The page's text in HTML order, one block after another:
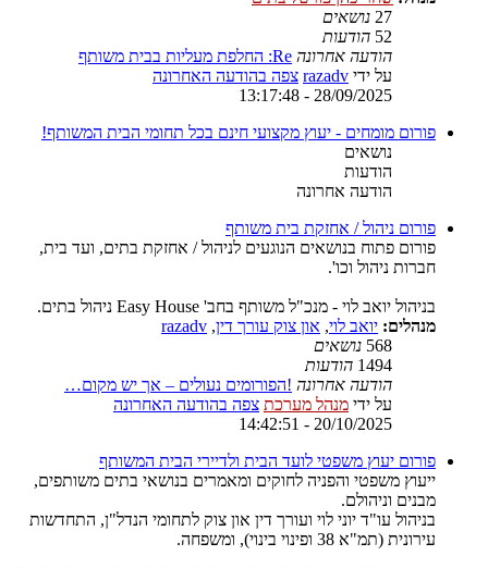
27 נושאים
52 הודעות
הודעה אחרונה Re: החלפת מעליות בבית משותף
על ידי razadv צפה בהודעה האחרונה
28/09/2025 - 13:17:48
פורום מומחים - יעוץ מקצועי חינם בכל תחומי הבית המשותף!
נושאים
הודעות
הודעה אחרונה
פורום ניהול / אחזקת בית משותף
פורום פתוח בנושאים הנוגעים לניהול / אחזקת בתים, ועד בית,
חברות ניהול וכו'.
בניהול יואב לוי - מנכ"ל משותף בחב' Easy House ניהול בתים.
מנהלים: יואב לוי, און צוק עורך דין,
razadv
568 נושאים
1494 הודעות
הודעה אחרונה !הפורומים נעולים – אך יש מקום…
על ידי מנהל מערכת צפה בהודעה האחרונה
20/10/2025 - 14:42:51
פורום יעוץ משפטי לועד הבית ולדיירי הבית המשותף
ייעוץ משפטי והפניה לחוקים ומאמרים בנושאי בתים משותפים,
מבנים וניהולם.
בניהול עו"ד יוני לוי ועורך דין און צוק לתחומי הנדל"ן, התחדשות
עירונית (תמ"א 38 ופינוי בינוי), ומשפחה.